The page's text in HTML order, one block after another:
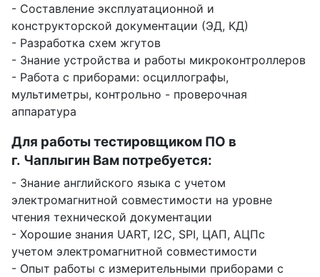
- Составление эксплуатационной и
конструкторской документации (ЭД, КД)
- Разработка схем жгутов
- Знание устройства и работы микроконтроллеров
- Работа с приборами: осциллографы,
мультиметры, контрольно - проверочная
аппаратура
Для работы тестировщиком ПО в
г. Чаплыгин Вам потребуется:
- Знание английского языка с учетом
электромагнитной совместимости на уровне
чтения технической документации
- Хорошие знания UART, I2C, SPI, ЦАП, АЦПс
учетом электромагнитной совместимости
- Опыт работы с измерительными приборами с